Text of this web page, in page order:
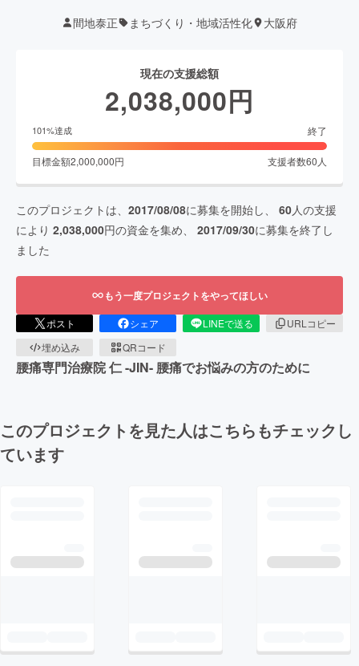
間地泰正 まちづくり・地域活性化 大阪府
現在の支援総額
2,038,000円
101%達成 終了
目標金額2,000,000円 支援者数60 人
このプロジェクトは、 2017/08/08に募集を開始し、 60人の支援
により 2,038,000円の資金を集め、 2017/09/30に募集を終了し
ました
もう一度プロジェクトをやってほしい
ポスト シェア LINEで送る
URLコピー
埋め込み
QRコード
腰痛専門治療院 仁 -JIN- 腰痛でお悩みの方のために
このプロジェクトを見た人はこちらもチェックし
ています